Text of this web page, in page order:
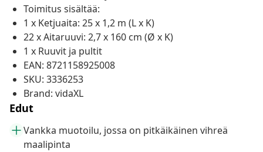
Toimitus sisältää:
1 x Ketjuaita: 25 x 1,2 m (L x K)
22 x Aitaruuvi: 2,7 x 160 cm (Ø x K)
1 x Ruuvit ja pultit
EAN: 8721158925008
SKU: 3336253
Brand: vidaXL
Edut
Vankka muotoilu, jossa on pitkäikäinen vihreä
maalipinta